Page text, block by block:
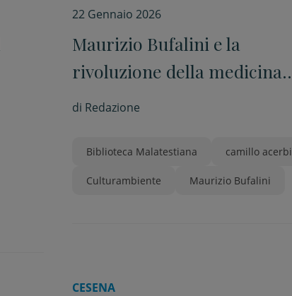
22 Gennaio 2026
Maurizio Bufalini e la
rivoluzione della medicina
moderna: una conferenza in
di Redazione
Biblioteca Malatestiana camillo acerbi
Culturambiente Maurizio Bufalini
CESENA